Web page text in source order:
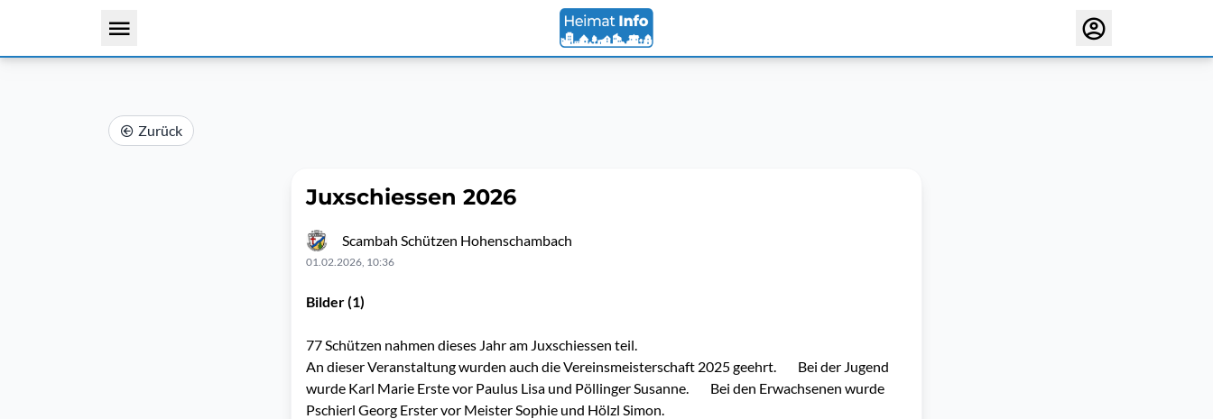
Zurück
Juxschiessen 2026
Scambah Schützen Hohenschambach
01.02.2026, 10:36
Bilder (1)
77 Schützen nahmen dieses Jahr am Juxschiessen teil.
An dieser Veranstaltung wurden auch die Vereinsmeisterschaft 2025 geehrt. Bei der Jugend
wurde Karl Marie Erste vor Paulus Lisa und Pöllinger Susanne. Bei den Erwachsenen wurde
Pschierl Georg Erster vor Meister Sophie und Hölzl Simon.